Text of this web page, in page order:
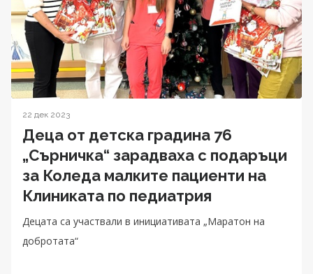
22 дек 2023
Деца от детска градина 76
„Сърничка“ зарадваха с подаръци
за Коледа малките пациенти на
Клиниката по педиатрия
Децата са участвали в инициативата „Маратон на
добротата“